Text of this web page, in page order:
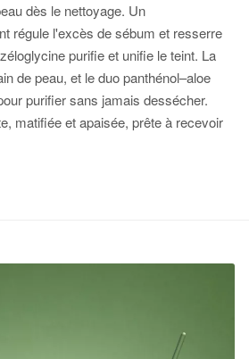
dès le nettoyage. Un
régule l'excès de sébum et resserre
purifie et unifie le teint. La
de peau, et le duo panthénol–aloe
purifier sans jamais dessécher.
matifiée et apaisée, prête à recevoir